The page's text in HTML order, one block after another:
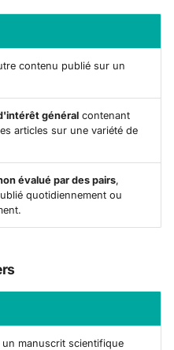
contenu publié sur un
général contenant
articles sur une variété de
évalué par des pairs,
quotidiennement ou
un manuscrit scientifique